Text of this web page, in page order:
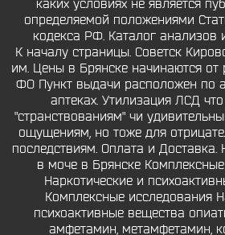
каких условиях не является
определяемой положениями
кодекса РФ. Каталог анализов
К началу страницы. Советск
им. Цены в Брянске начинаются от
ФО Пункт выдачи расположен по
аптеках. Утилизация ЛСД
"странствованиям" чи
ощущениям, но тоже для
последствиям. Оплата и Доставка.
в моче в Брянске
Наркотические и
Комплексные исследования
психоактивные вещества
амфетамин, метамфетамин,